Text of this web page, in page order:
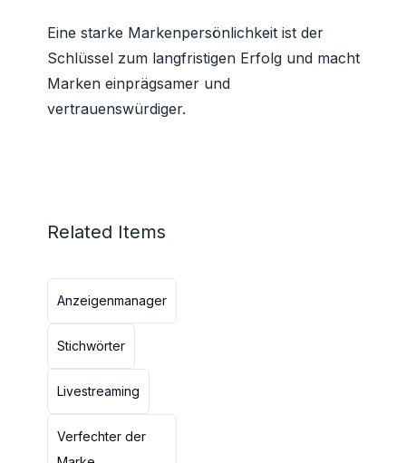
Eine starke Markenpersönlichkeit ist der
Schlüssel zum langfristigen Erfolg und macht
Marken einprägsamer und
vertrauenswürdiger.
Related Items
Anzeigenmanager
Stichwörter
Livestreaming
Verfechter der